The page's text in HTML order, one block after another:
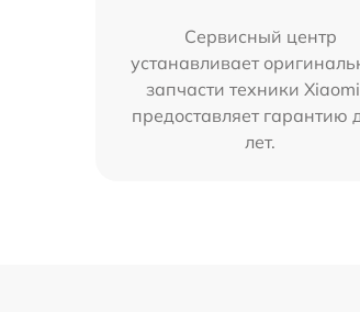
Сервисный центр
устанавливает
запчасти техники
предоставляет гарантию
лет.